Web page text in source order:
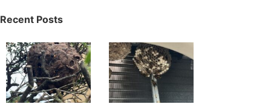
Recent Posts